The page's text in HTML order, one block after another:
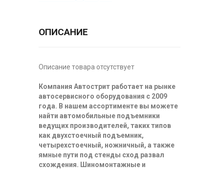
ОПИСАНИЕ
Описание товара отсутствует
Компания Автострит работает на рынке
автосервисного оборудования с 2009
года. В нашем ассортименте вы можете
найти автомобильные подъемники
ведущих производителей, таких типов
как двухстоечный подъемник,
четырехстоечный, ножничный, а также
ямные пути под стенды сход развал
схождения. Шиномонтажные и